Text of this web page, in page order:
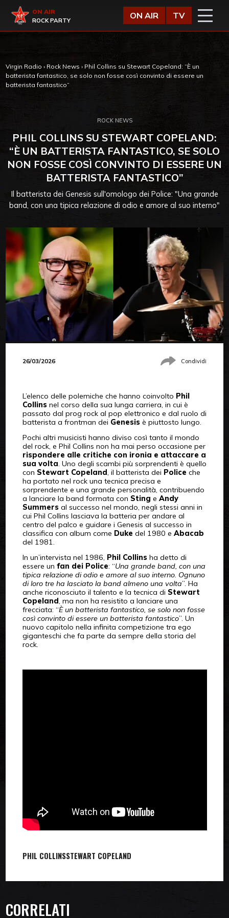
Virgin Radio
ON AIR
ROCK PARTY
ON AIR TV
Virgin Radio › Rock News › Phil Collins su Stewart Copeland: “È un
batterista fantastico, se solo non fosse così convinto di essere un
batterista fantastico”
ROCK NEWS
PHIL COLLINS SU STEWART COPELAND:
“È UN BATTERISTA FANTASTICO, SE SOLO
NON FOSSE COSÌ CONVINTO DI ESSERE UN
BATTERISTA FANTASTICO”
Il batterista dei Genesis sull'omologo dei Police: "Una grande
band, con una tipica relazione di odio e amore al suo interno"
26/03/2026 Condividi
L’elenco delle polemiche che hanno coinvolto Phil
Collinsnel corso della sua lunga carriera, in cui è
passato dal prog rock al pop elettronico e dal ruolo di
batterista a frontman dei Genesisè piuttosto lungo.
Pochi altri musicisti hanno diviso così tanto il mondo
del rock, e Phil Collins non ha mai perso occasione per
rispondere alle critiche con ironia e attaccare a
sua volta. Uno degli scambi più sorprendenti è quello
con Stewart Copeland, il batterista dei Police che
ha portato nel rock una tecnica precisa e
sorprendente e una grande personalità, contribuendo
a lanciare la band formata con Sting e Andy
Summersal successo nel mondo, negli stessi anni in
cui Phil Collins lasciava la batteria per andare al
centro del palco e guidare i Genesis al successo in
classifica con album come Duke del 1980 e Abacab
del 1981.
In un’intervista nel 1986, Phil Collinsha detto di
essere un fan dei Police: “Una grande band, con una
tipica relazione di odio e amore al suo interno. Ognuno
di loro tre ha lasciato la band almeno una volta”. Ha
anche riconosciuto il talento e la tecnica di Stewart
Copeland, ma non ha resistito a lanciare una
frecciata: “È un batterista fantastico, se solo non fosse
così convinto di essere un batterista fantastico”. Un
nuovo capitolo nella infinita competizione tra ego
giganteschi che fa parte da sempre della storia del
rock.
PHIL COLLINSSTEWART COPELAND
CORRELATI